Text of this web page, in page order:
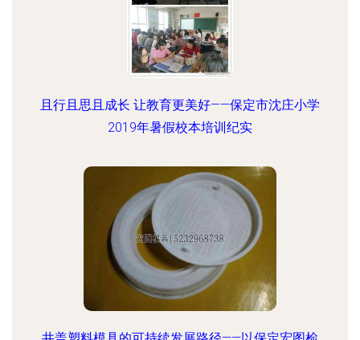
且行且思且成长 让教育更美好——保定市沈庄小学
2019年暑假校本培训纪实